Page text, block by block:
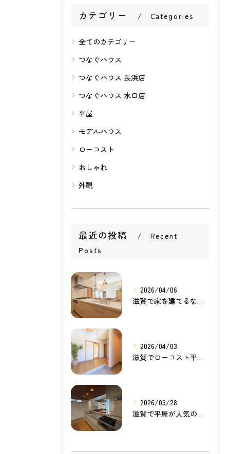
カテゴリー Categories
全てのカテゴリー
つなぐハウス
つなぐハウス 長浜店
つなぐハウス 水口店
平屋
モデルハウス
ローコスト
おしゃれ
外観
最近の投稿
Recent
Posts
2026/04/06
滋賀で家を建てるなら知っておきたい住宅ローンの基本｜無理のない家づくりの考え方
2026/04/03
滋賀でローコスト平屋を建てるなら？無理のない価格で理想の暮らしを叶える家づくり
2026/03/28
滋賀で平屋が人気の理由とは？暮らしやすさ・家事動線・将来性から考える家づくり